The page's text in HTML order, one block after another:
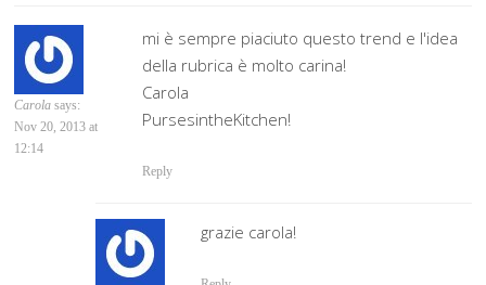
Carola says:
Nov 20, 2013 at
12:14
mi è sempre piaciuto questo trend e l'idea
della rubrica è molto carina!
Carola
PursesintheKitchen!
Reply
grazie carola!